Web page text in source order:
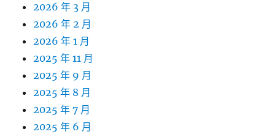
2026 年 3 月
2026 年 2 月
2026 年 1 月
2025 年 11 月
2025 年 9 月
2025 年 8 月
2025 年 7 月
2025 年 6 月